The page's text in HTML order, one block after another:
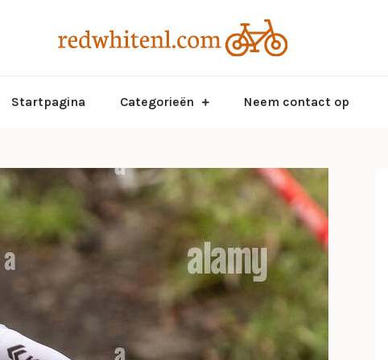
Startpagina Categorieën Neem contact op